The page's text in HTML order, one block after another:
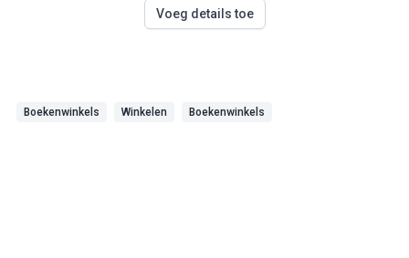
Voeg details toe
Boekenwinkels Winkelen Boekenwinkels